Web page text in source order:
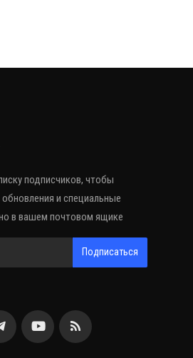
подписчиков, чтобы
и специальные
в вашем почтовом ящике
Подписаться